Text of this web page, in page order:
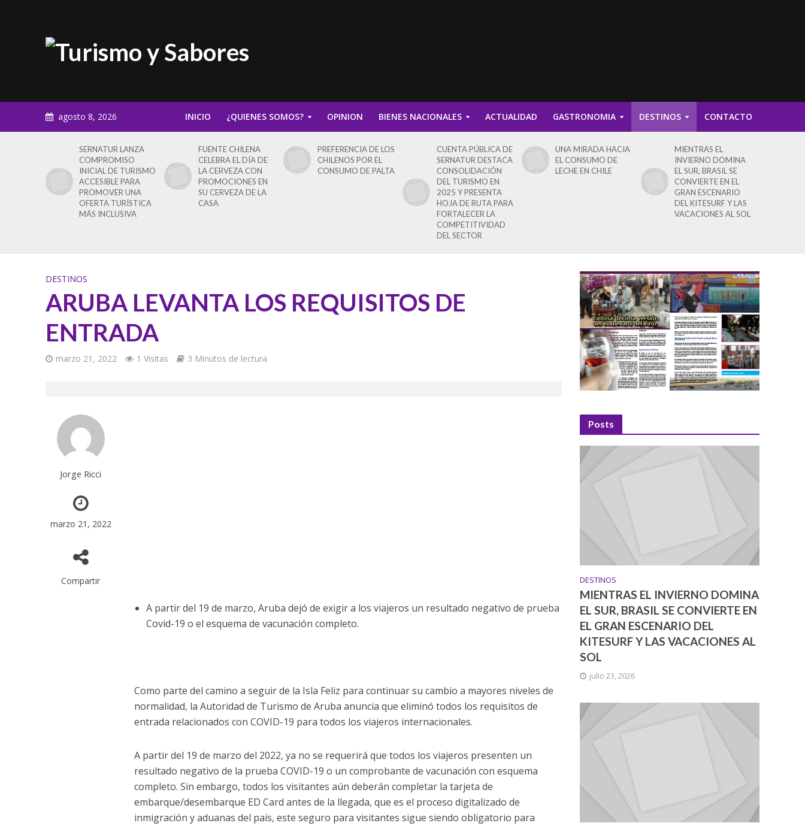
agosto 8, 2026 INICIO ¿QUIENES SOMOS? OPINION BIENES NACIONALES ACTUALIDAD GASTRONOMIA DESTINOS CONTACTO
SERNATUR LANZA
COMPROMISO
INICIAL DE TURISMO
ACCESIBLE PARA
PROMOVER UNA
OFERTA TURÍSTICA
MÁS INCLUSIVA
FUENTE CHILENA
CELEBRA EL DÍA DE
LA CERVEZA CON
PROMOCIONES EN
SU CERVEZA DE LA
CASA
PREFERENCIA DE LOS
CHILENOS POR EL
CONSUMO DE PALTA
CUENTA PÚBLICA DE
SERNATUR DESTACA
CONSOLIDACIÓN
DEL TURISMO EN
2025 Y PRESENTA
HOJA DE RUTA PARA
FORTALECER LA
COMPETITIVIDAD
DEL SECTOR
UNA MIRADA HACIA
EL CONSUMO DE
LECHE EN CHILE
MIENTRAS EL
INVIERNO DOMINA
EL SUR, BRASIL SE
CONVIERTE EN EL
GRAN ESCENARIO
DEL KITESURF Y LAS
VACACIONES AL SOL
DESTINOS
ARUBA LEVANTA LOS REQUISITOS DE
ENTRADA
marzo 21, 2022 1 Visitas 3 Minutos de lectura
Jorge Ricci
marzo 21, 2022
Compartir
A partir del 19 de marzo, Aruba dejó de exigir a los viajeros un resultado negativo de prueba
Covid-19 o el esquema de vacunación completo.
Como parte del camino a seguir de la Isla Feliz para continuar su cambio a mayores niveles de
normalidad, la Autoridad de Turismo de Aruba anuncia que eliminó todos los requisitos de
entrada relacionados con COVID-19 para todos los viajeros internacionales.
A partir del 19 de marzo del 2022, ya no se requerirá que todos los viajeros presenten un
resultado negativo de la prueba COVID-19 o un comprobante de vacunación con esquema
completo. Sin embargo, todos los visitantes aún deberán completar la tarjeta de
embarque/desembarque ED Card antes de la llegada, que es el proceso digitalizado de
inmigración y aduanas del país, este seguro para visitantes sigue siendo obligatorio para
Posts
DESTINOS
MIENTRAS EL INVIERNO DOMINA
EL SUR, BRASIL SE CONVIERTE EN
EL GRAN ESCENARIO DEL
KITESURF Y LAS VACACIONES AL
SOL
julio 23, 2026